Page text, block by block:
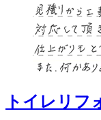
トイレリフ